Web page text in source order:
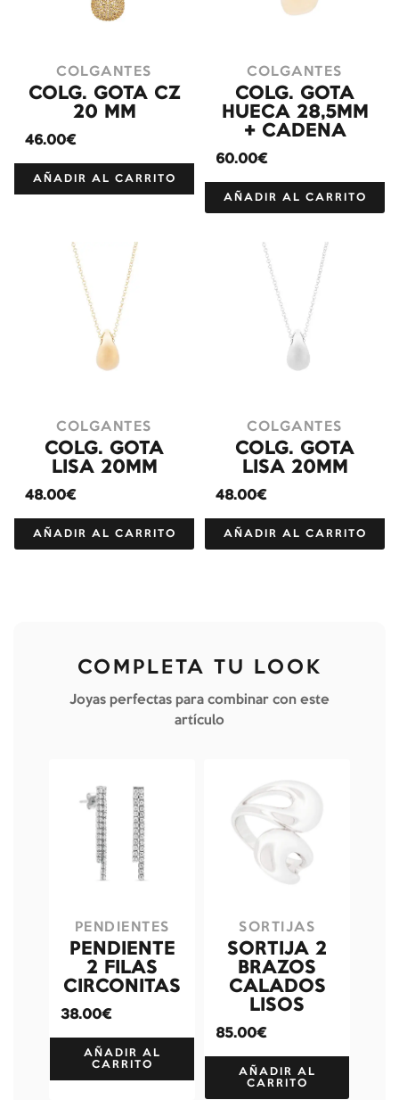
COLGANTES
COLG. GOTA CZ
20 MM
46.00€
AÑADIR AL CARRITO
COLGANTES
COLG. GOTA
HUECA 28,5MM
+ CADENA
60.00€
AÑADIR AL CARRITO
COLGANTES
COLG. GOTA
LISA 20MM
48.00€
AÑADIR AL CARRITO
COLGANTES
COLG. GOTA
LISA 20MM
48.00€
AÑADIR AL CARRITO
COMPLETA TU LOOK
Joyas perfectas para combinar con este
artículo
PENDIENTES
PENDIENTE
2 FILAS
CIRCONITAS
38.00€
AÑADIR AL
CARRITO
SORTIJAS
SORTIJA 2
BRAZOS
CALADOS
LISOS
85.00€
AÑADIR AL
CARRITO